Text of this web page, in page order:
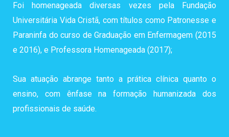
Foi homenageada diversas vezes pela Fundação
Universitária Vida Cristã, com títulos como Patronesse e
Paraninfa do curso de Graduação em Enfermagem (2015
e 2016), e Professora Homenageada (2017);
Sua atuação abrange tanto a prática clínica quanto o
ensino, com ênfase na formação humanizada dos
profissionais de saúde.